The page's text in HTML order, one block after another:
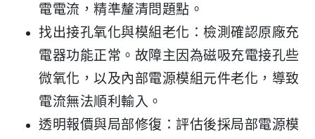
電電流，精準釐清問題點。
找出接孔氧化與模組老化：檢測確認原廠充
電器功能正常。故障主因為磁吸充電接孔些
微氧化，以及內部電源模組元件老化，導致
電流無法順利輸入。
透明報價與局部修復：評估後採局部電源模